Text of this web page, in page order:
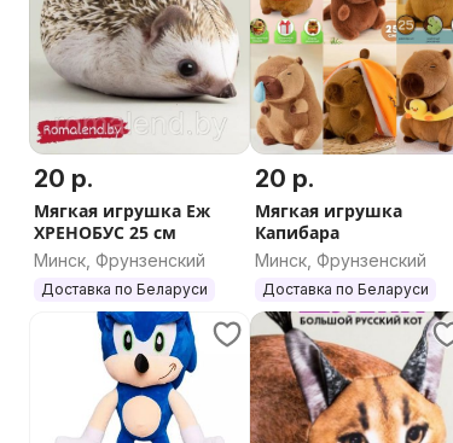
20 р.
Мягкая игрушка Еж
ХРЕНОБУС 25 см
Минск, Фрунзенский
Доставка по Беларуси
20 р.
Мягкая игрушка
Капибара
Минск, Фрунзенский
Доставка по Беларуси